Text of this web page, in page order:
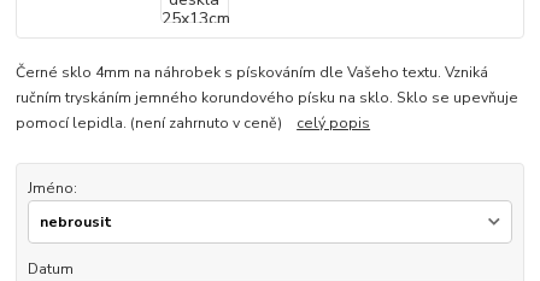
Černé sklo 4mm na náhrobek s pískováním dle Vašeho textu. Vzniká
ručním tryskáním jemného korundového písku na sklo. Sklo se upevňuje
pomocí lepidla. (není zahrnuto v ceně) celý popis
Jméno:
Datum